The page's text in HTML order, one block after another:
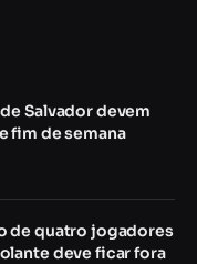
Salvador devem
fim de semana
de quatro jogadores
deve ficar fora